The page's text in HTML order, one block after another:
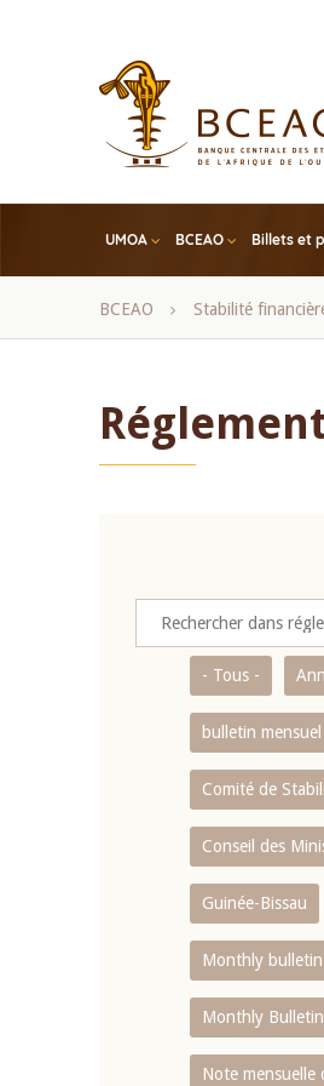
UMOA BCEAO Billets et
Fil
BCEAO Stabilité
- Tous -
bulletin
Comité de
Conseil des
Guinée-Bissau
Monthly
Monthly
Note mensuelle